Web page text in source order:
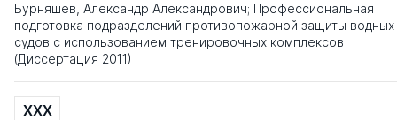
Бурняшев, Александр Александрович; Профессиональная
подготовка подразделений противопожарной защиты водных
судов с использованием тренировочных комплексов
(Диссертация 2011)
XXX